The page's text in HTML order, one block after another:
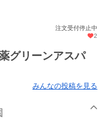
注文受付停止中
2
グリーンアスパ
みんなの投稿を見る